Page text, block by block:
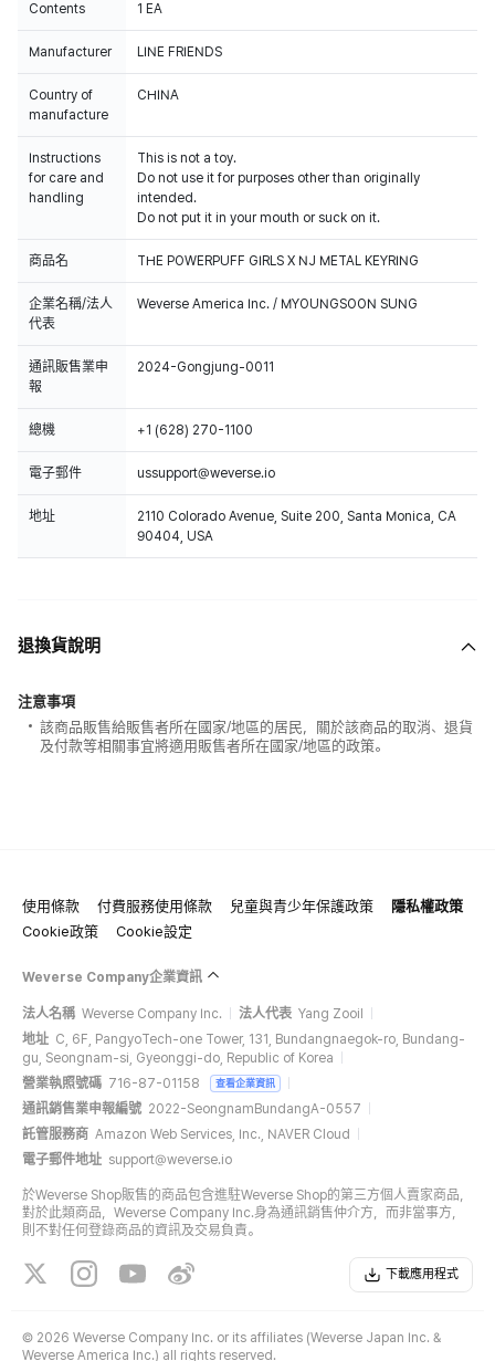
Contents 1 EA
Manufacturer LINE FRIENDS
Country of
manufacture
CHINA
Instructions
for care and
handling
This is not a toy.
Do not use it for purposes other than originally
intended.
Do not put it in your mouth or suck on it.
商品名 THE POWERPUFF GIRLS X NJ METAL KEYRING
企業名稱/法人
代表
Weverse America Inc. / MYOUNGSOON SUNG
通訊販售業申
報
2024-Gongjung-0011
總機 +1 (628) 270-1100
電子郵件 ussupport@weverse.io
地址
2110 Colorado Avenue, Suite 200, Santa Monica, CA
90404, USA
退換貨說明
注意事項
該商品販售給販售者所在國家/地區的居民，關於該商品的取消、退貨
及付款等相關事宜將適用販售者所在國家/地區的政策。
使用條款 付費服務使用條款 兒童與青少年保護政策
隱私權政策
Cookie政策
Cookie設定
Weverse Company企業資訊
法人名稱 Weverse Company Inc. 法人代表 Yang Zooil
地址 C, 6F, PangyoTech-one Tower, 131, Bundangnaegok-ro, Bundang-
gu, Seongnam-si, Gyeonggi-do, Republic of Korea
營業執照號碼 716-87-01158 查看企業資訊
通訊銷售業申報編號 2022-SeongnamBundangA-0557
託管服務商 Amazon Web Services, Inc., NAVER Cloud
電子郵件地址 support@weverse.io
於Weverse Shop販售的商品包含進駐Weverse Shop的第三方個人賣家商品，
對於此類商品，Weverse Company Inc.身為通訊銷售仲介方，而非當事方，
則不對任何登錄商品的資訊及交易負責。
下載應用程式
© 2026 Weverse Company Inc. or its affiliates (Weverse Japan Inc. &
Weverse America Inc.) all rights reserved.